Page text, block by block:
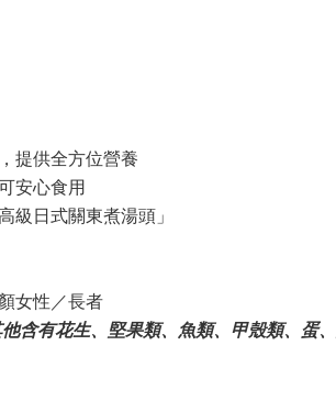
提供全方位營養
安心食用
級日式關東煮湯頭」
女性／長者
含有花生、堅果類、魚類、甲殼類、蛋